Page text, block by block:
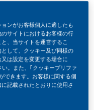
på afte
ンがお客様個人に適したも
サイトにおけるお客様の行
、当サイトを運営するこ
して、クッキー及び同様の
は設定を変更する場合に
。また、｢クッキープリファ
できます。お客様に関する個
記載されたとおりに使用さ